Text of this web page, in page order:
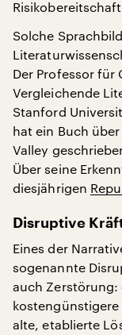
Solche
Der Professor für
Vergleichende
Stanford
hat ein Buch
Valley
Über seine
diesjährigen
Disruptive
Eines der
sogenannte
auch Zerstörung:
alte, etablierte